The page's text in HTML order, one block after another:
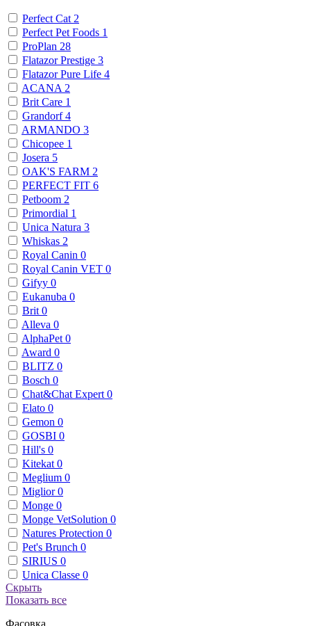
Perfect Cat 2
Perfect Pet Foods 1
ProPlan 28
Flatazor Prestige 3
Flatazor Pure Life 4
ACANA 2
Brit Care 1
Grandorf4
ARMANDO 3
Chicopee 1
Josera 5
OAK'S FARM 2
PERFECT FIT 6
Petboom 2
Primordial 1
Unica Natura 3
Whiskas 2
Royal Canin 0
Royal Canin VET 0
Gifyy 0
Eukanuba 0
Brit 0
Alleva 0
AlphaPet 0
Award 0
BLITZ 0
Bosch 0
Chat&Chat Expert 0
Elato 0
Gemon 0
GOSBI 0
Hill's 0
Kitekat 0
Meglium 0
Miglior0
Monge 0
Monge VetSolution 0
Natures Protection 0
Pet's Brunch 0
SIRIUS 0
Unica Classe 0
Скрыть
Показать все
Фасовка